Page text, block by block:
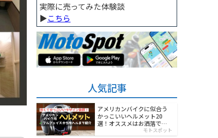
実際に売ってみた体験談
▶︎こちら
人気記事
アメリカンバイクに似合う
かっこいいヘルメット20
選！オススメはお洒落でワ
モトスポット